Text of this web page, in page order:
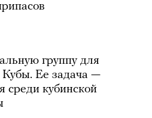
группу для
Кубы. Ее задача —
среди кубинской